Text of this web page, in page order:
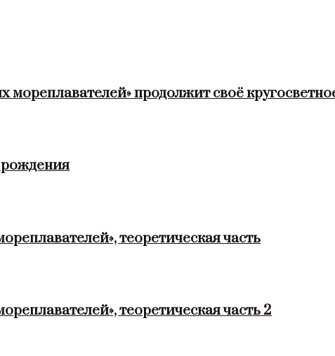
мореплавателей» продолжит своё
теоретическая часть
теоретическая часть 2